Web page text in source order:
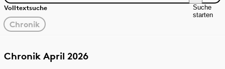
Volltextsuche
Suche
starten
gewählter
Filter
Chronik
Quelle Zeitraum
Chronik April 2026